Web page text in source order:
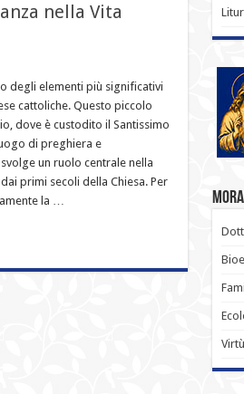
nella Vita
degli elementi più significativi
cattoliche. Questo piccolo
dove è custodito il Santissimo
di preghiera e
un ruolo centrale nella
primi secoli della Chiesa. Per
la …